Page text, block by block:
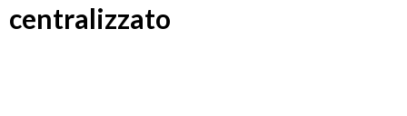
centralizzato